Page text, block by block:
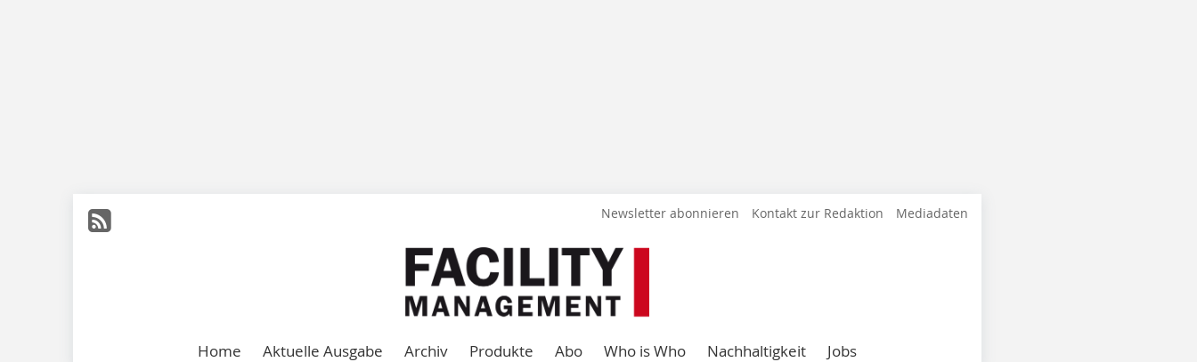
Newsletter abonnieren Kontakt zur Redaktion Mediadaten
Home Aktuelle Ausgabe Archiv Produkte Abo Who is Who Nachhaltigkeit Jobs